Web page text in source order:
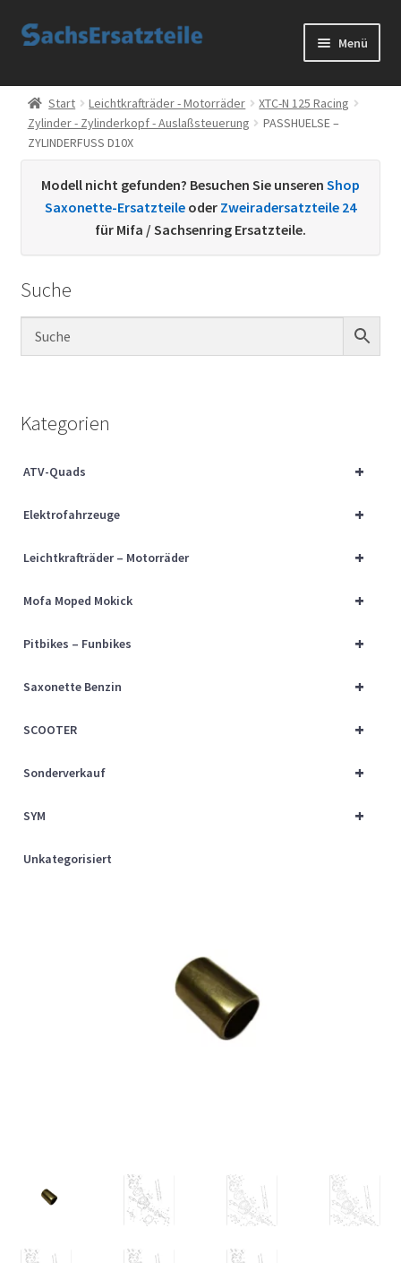
Zur
Zum
Menü
Start
AGB
Datenschutzerklärung
Sachs Ersatzteile
Über uns
Vertrag widerrufen
Widerrufsbelehrung
Cart
Checkout
Start Leichtkrafträder - Motorräder
XTC-N 125 Racing
Zylinder - Zylinderkopf - Auslaßsteuerung
PASSHUELSE –
ZYLINDERFUSS D10X
Modell nicht gefunden? Besuchen Sie unseren Shop
Saxonette-Ersatzteile oder Zweiradersatzteile 24
für Mifa / Sachsenring Ersatzteile.
Suche
Kategorien
+
ATV-Quads
+
Elektrofahrzeuge
+
Leichtkrafträder – Motorräder
+
Mofa Moped Mokick
+
Pitbikes – Funbikes
+
Saxonette Benzin
+
SCOOTER
+
Sonderverkauf
+
SYM
Unkategorisiert